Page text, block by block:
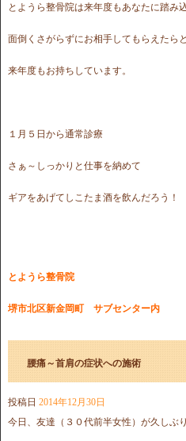
とようら整骨院は来年度もあなたに踏み
面倒くさがらずにお相手してもらえたら
来年度もお持ちしています。
１月５日から通常診療
さぁ～しっかりと仕事を納めて
ギアをあげてしこたま酒を飲んだろう！
とようら整骨院
堺市北区新金岡町 サブセンター内
腰痛～首肩の症状への施術
投稿日 2014年12月30日
今日、友達（３０代前半女性）が久しぶ